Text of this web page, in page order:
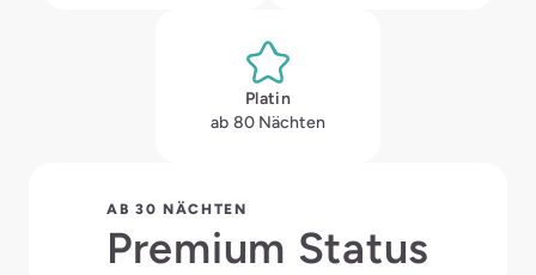
Platin
ab 80 Nächten
AB 30 NÄCHTEN
Premium Status